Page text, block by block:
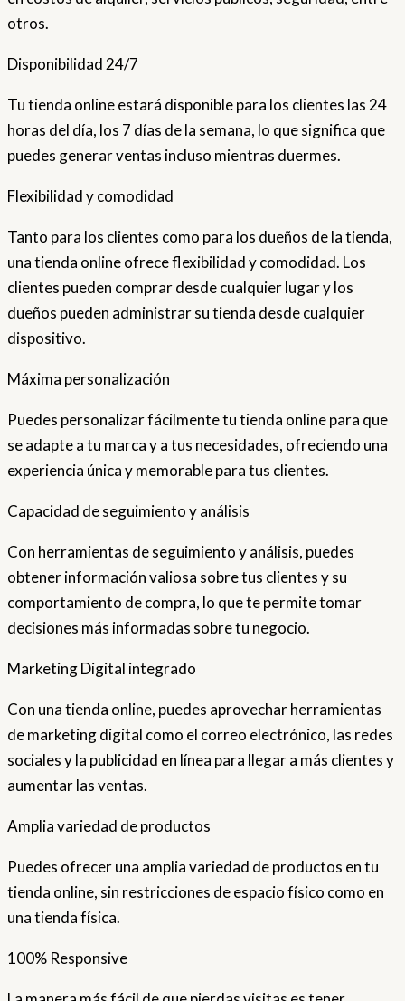
otros.
Disponibilidad 24/7
Tu tienda online estará disponible para los clientes las 24
horas del día, los 7 días de la semana, lo que significa que
puedes generar ventas incluso mientras duermes.
Flexibilidad y comodidad
Tanto para los clientes como para los dueños de la tienda,
una tienda online ofrece flexibilidad y comodidad. Los
clientes pueden comprar desde cualquier lugar y los
dueños pueden administrar su tienda desde cualquier
dispositivo.
Máxima personalización
Puedes personalizar fácilmente tu tienda online para que
se adapte a tu marca y a tus necesidades, ofreciendo una
experiencia única y memorable para tus clientes.
Capacidad de seguimiento y análisis
Con herramientas de seguimiento y análisis, puedes
obtener información valiosa sobre tus clientes y su
comportamiento de compra, lo que te permite tomar
decisiones más informadas sobre tu negocio.
Marketing Digital integrado
Con una tienda online, puedes aprovechar herramientas
de marketing digital como el correo electrónico, las redes
sociales y la publicidad en línea para llegar a más clientes y
aumentar las ventas.
Amplia variedad de productos
Puedes ofrecer una amplia variedad de productos en tu
tienda online, sin restricciones de espacio físico como en
una tienda física.
100% Responsive